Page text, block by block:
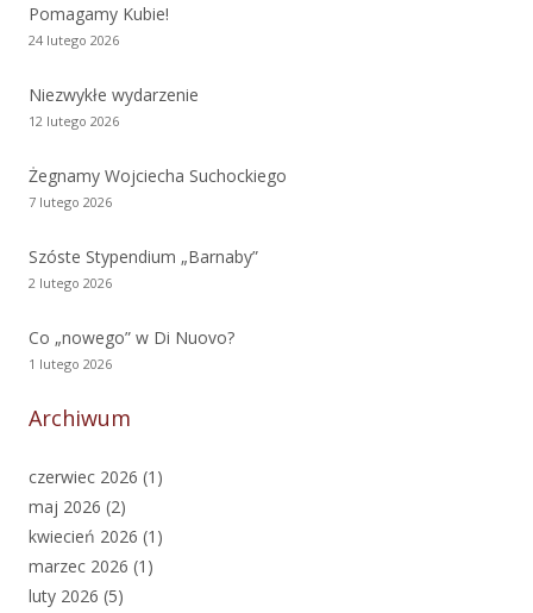
Pomagamy Kubie!
24 lutego 2026
Niezwykłe wydarzenie
12 lutego 2026
Żegnamy Wojciecha Suchockiego
7 lutego 2026
Szóste Stypendium „Barnaby”
2 lutego 2026
Co „nowego” w Di Nuovo?
1 lutego 2026
Archiwum
czerwiec 2026 (1)
maj 2026 (2)
kwiecień 2026 (1)
marzec 2026 (1)
luty 2026 (5)